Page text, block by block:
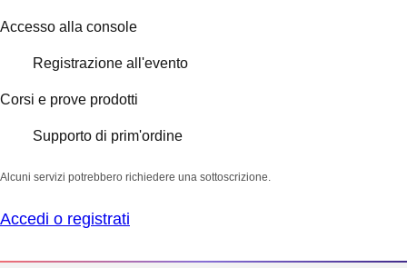
Accesso alla console
Registrazione all'evento
Corsi e prove prodotti
Supporto di prim'ordine
Alcuni servizi potrebbero richiedere una sottoscrizione.
Accedi o registrati